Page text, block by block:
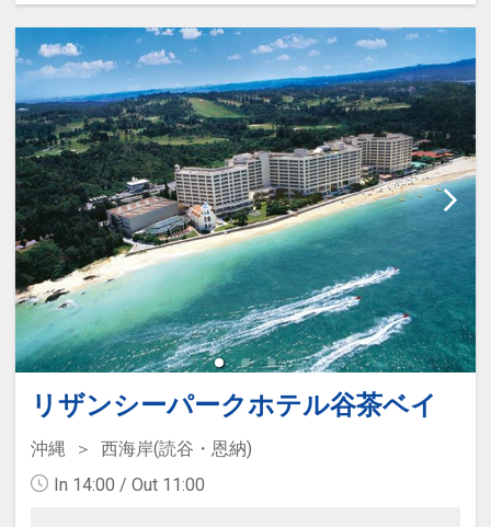
リザンシーパークホテル谷茶ベイ
沖縄
西海岸(読谷・恩納)
In 14:00 / Out 11:00